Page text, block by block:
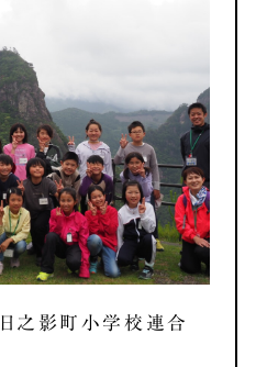
日之影町小学校連合